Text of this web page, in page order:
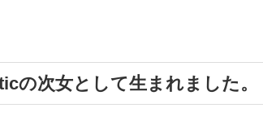
の次女として生まれました。